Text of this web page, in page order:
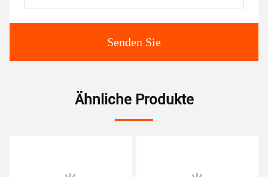
Senden Sie
Ähnliche Produkte